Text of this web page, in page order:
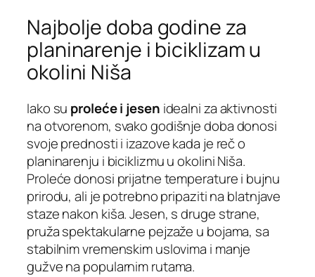
Najbolje doba godine za
planinarenje i biciklizam u
okolini Niša
Iako su proleće i jesen idealni za aktivnosti
na otvorenom, svako godišnje doba donosi
svoje prednosti i izazove kada je reč o
planinarenju i biciklizmu u okolini Niša.
Proleće donosi prijatne temperature i bujnu
prirodu, ali je potrebno pripaziti na blatnjave
staze nakon kiša. Jesen, s druge strane,
pruža spektakularne pejzaže u bojama, sa
stabilnim vremenskim uslovima i manje
gužve na popularnim rutama.